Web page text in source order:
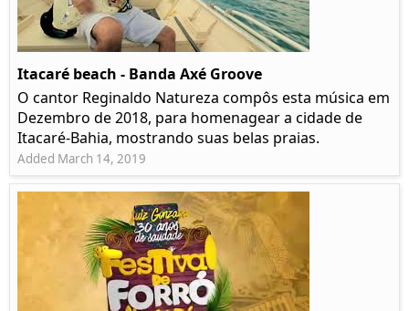
Itacaré beach - Banda Axé Groove
O cantor Reginaldo Natureza compôs esta música em
Dezembro de 2018, para homenagear a cidade de
Itacaré-Bahia, mostrando suas belas praias.
Added March 14, 2019